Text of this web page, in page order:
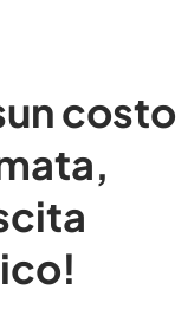
costo
,